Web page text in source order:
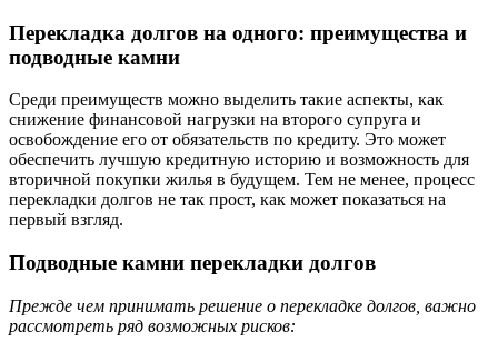
Перекладка долгов на одного: преимущества и
подводные камни
Среди преимуществ можно выделить такие аспекты, как
снижение финансовой нагрузки на второго супруга и
освобождение его от обязательств по кредиту. Это может
обеспечить лучшую кредитную историю и возможность для
вторичной покупки жилья в будущем. Тем не менее, процесс
перекладки долгов не так прост, как может показаться на
первый взгляд.
Подводные камни перекладки долгов
Прежде чем принимать решение о перекладке долгов, важно
рассмотреть ряд возможных рисков: